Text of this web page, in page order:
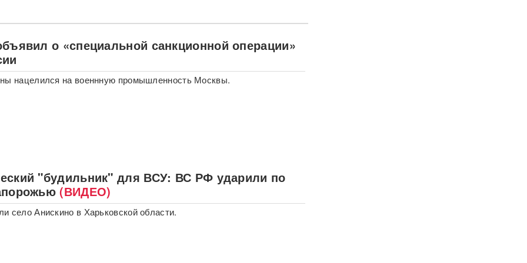
о «специальной санкционной операции»
нацелился на военнную промышленность Москвы.
"будильник" для ВСУ: ВС РФ ударили по
(ВИДЕО)
село Анискино в Харьковской области.